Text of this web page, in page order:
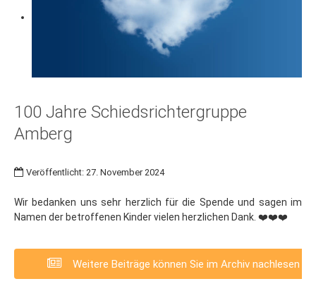
100 Jahre Schiedsrichtergruppe
Amberg
Veröffentlicht: 27. November 2024
Wir bedanken uns sehr herzlich für die Spende und sagen im
Namen der betroffenen Kinder vielen herzlichen Dank. ❤️❤️❤️
Weitere Beiträge können Sie im Archiv nachlesen